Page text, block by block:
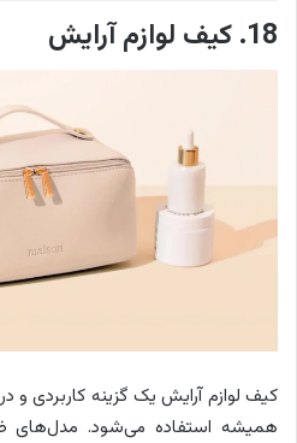
18. کیف لوازم آرایش
کیف لوازم آرایش یک گزینه کاربردی
همیشه استفاده می‌شود. مدل‌های